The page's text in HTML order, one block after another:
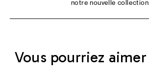
notre nouvelle collection
Vous pourriez aimer